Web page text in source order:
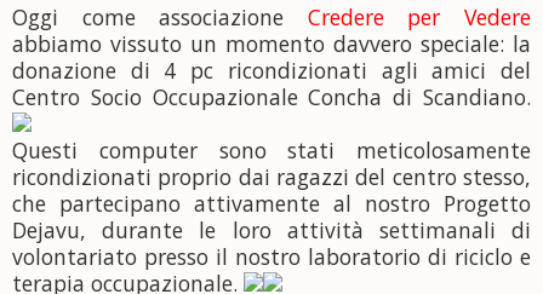
Oggi come associazione Credere per Vedere
abbiamo vissuto un momento davvero speciale: la
donazione di 4 pc ricondizionati agli amici del
Centro Socio Occupazionale Concha di Scandiano.
Questi computer sono stati meticolosamente
ricondizionati proprio dai ragazzi del centro stesso,
che partecipano attivamente al nostro Progetto
Dejavu, durante le loro attività settimanali di
volontariato presso il nostro laboratorio di riciclo e
terapia occupazionale.